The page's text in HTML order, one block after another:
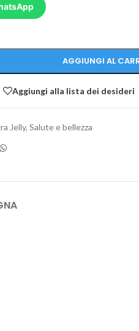
AGGIUNGI AL
Aggiungi alla lista dei desideri
Jelly, Salute e bellezza